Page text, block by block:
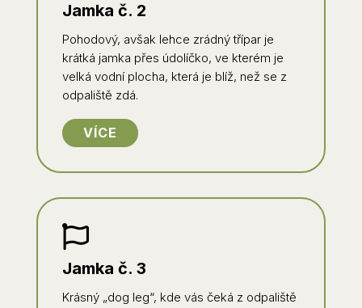
Jamka č. 2
Pohodový, avšak lehce zrádný třípar je
krátká jamka přes údolíčko, ve kterém je
velká vodní plocha, která je blíž, než se z
odpaliště zdá.
VÍCE

Jamka č. 3
Krásný „dog leg“, kde vás čeká z odpaliště